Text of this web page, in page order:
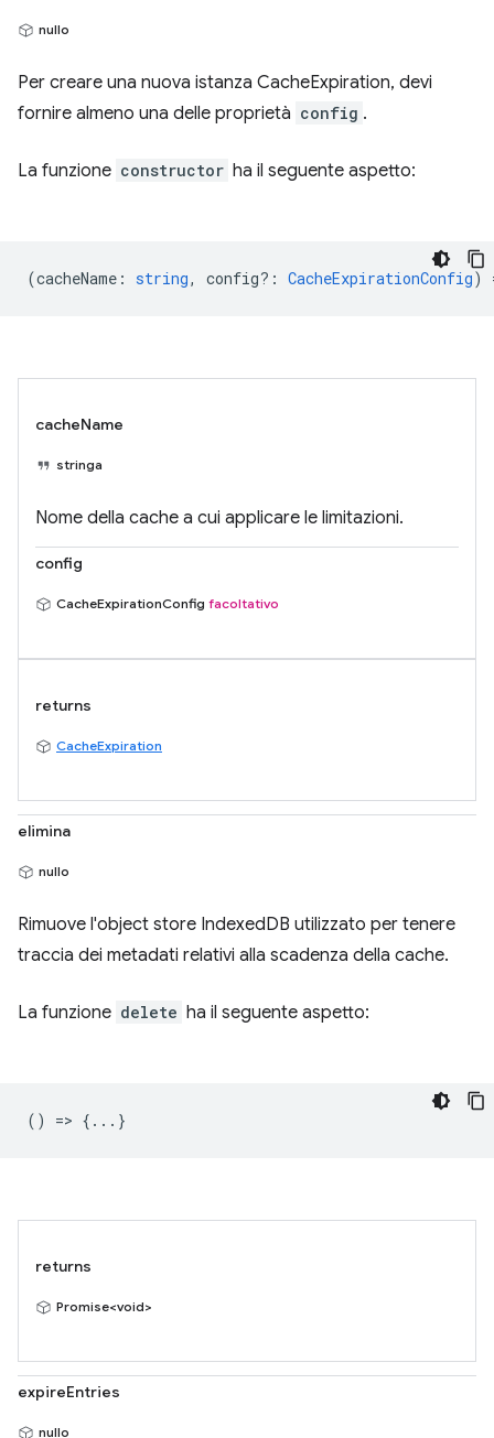
nullo
Per creare una nuova istanza CacheExpiration, devi
fornire almeno una delle proprietà config .
La funzione constructor ha il seguente aspetto:
(cacheName : string, config? : CacheExpirationConfig)
cacheName
stringa
Nome della cache a cui applicare le limitazioni.
config
CacheExpirationConfig facoltativo
returns
CacheExpiration
elimina
nullo
Rimuove l'object store IndexedDB utilizzato per tenere
traccia dei metadati relativi alla scadenza della cache.
La funzione delete ha il seguente aspetto:
() => {...}
returns
Promise<void>
expireEntries
nullo